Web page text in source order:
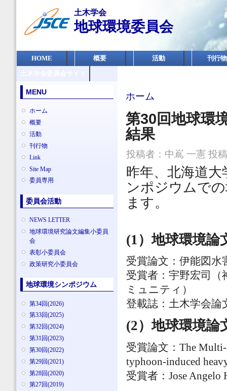
ン
テ
土木学会
地球環境委員会
メインメニュー
HOME 概要 活動
刊行物
MENU
ホーム
概要
活動
刊行物
Link
Site Map
委員専用
委員会活動
NEWS LETTER
地球環境研究論文編集小委員
会
表彰小委員会
政策研究小委員会
地球環境シンポジウム
第34回(2026)
第33回(2025)
第32回(2024)
第31回(2023)
第30回(2022)
第29回(2021)
第28回(2020)
第27回(2019)
現在地
ホーム
第30回地球環
結果
投稿者： 中嶌 一憲 投
昨年、北海道
ンポジウムで
ます。
(1）地球環境論
受賞論文：伊能図
受賞者：宇野宏司（
ミュニティ）
登載誌：土木学会論
(2）地球環境論
受賞論文：The Multi-
typhoon-induced
受賞者：Jose